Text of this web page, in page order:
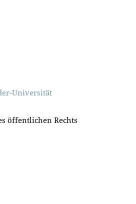
Universität
öffentlichen Rechts